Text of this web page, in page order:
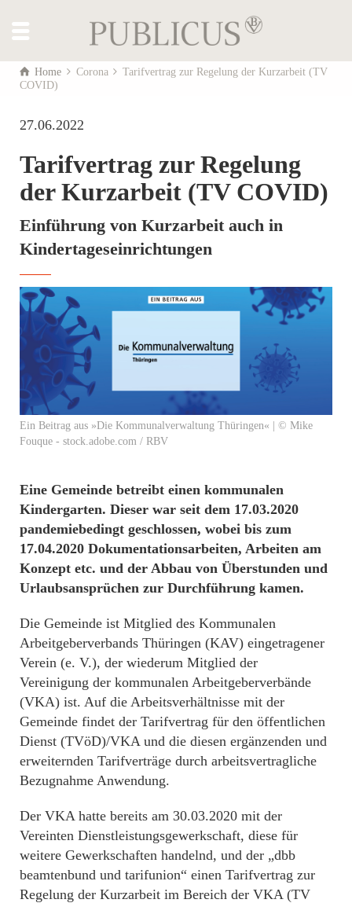
Home Corona
Tarifvertrag zur Regelung der Kurzarbeit (TV
COVID)
27.06.2022
Tarifvertrag zur Regelung
der Kurzarbeit (TV COVID)
Einführung von Kurzarbeit auch in
Kindertageseinrichtungen
Ein Beitrag aus »Die Kommunalverwaltung Thüringen« | © Mike
Fouque - stock.adobe.com / RBV
Eine Gemeinde betreibt einen kommunalen
Kindergarten. Dieser war seit dem 17.03.2020
pandemiebedingt geschlossen, wobei bis zum
17.04.2020 Dokumentationsarbeiten, Arbeiten am
Konzept etc. und der Abbau von Überstunden und
Urlaubsansprüchen zur Durchführung kamen.
Die Gemeinde ist Mitglied des Kommunalen
Arbeitgeberverbands Thüringen (KAV) eingetragener
Verein (e. V.), der wiederum Mitglied der
Vereinigung der kommunalen Arbeitgeberverbände
(VKA) ist. Auf die Arbeitsverhältnisse mit der
Gemeinde findet der Tarifvertrag für den öffentlichen
Dienst (TVöD)/VKA und die diesen ergänzenden und
erweiternden Tarifverträge durch arbeitsvertragliche
Bezugnahme Anwendung.
Der VKA hatte bereits am 30.03.2020 mit der
Vereinten Dienstleistungsgewerkschaft, diese für
weitere Gewerkschaften handelnd, und der „dbb
beamtenbund und tarifunion“ einen Tarifvertrag zur
Regelung der Kurzarbeit im Bereich der VKA (TV